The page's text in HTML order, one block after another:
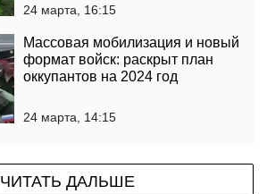
24 марта, 16:15
Массовая мобилизация и новый
формат войск: раскрыт план
оккупантов на 2024 год
24 марта, 14:15
ЧИТАТЬ ДАЛЬШЕ